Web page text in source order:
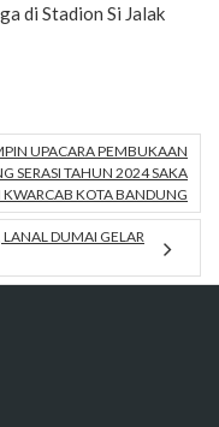
di Stadion Si Jalak
UPACARA PEMBUKAAN
SERASI TAHUN 2024 SAKA
KWARCAB KOTA BANDUNG
DUMAI GELAR